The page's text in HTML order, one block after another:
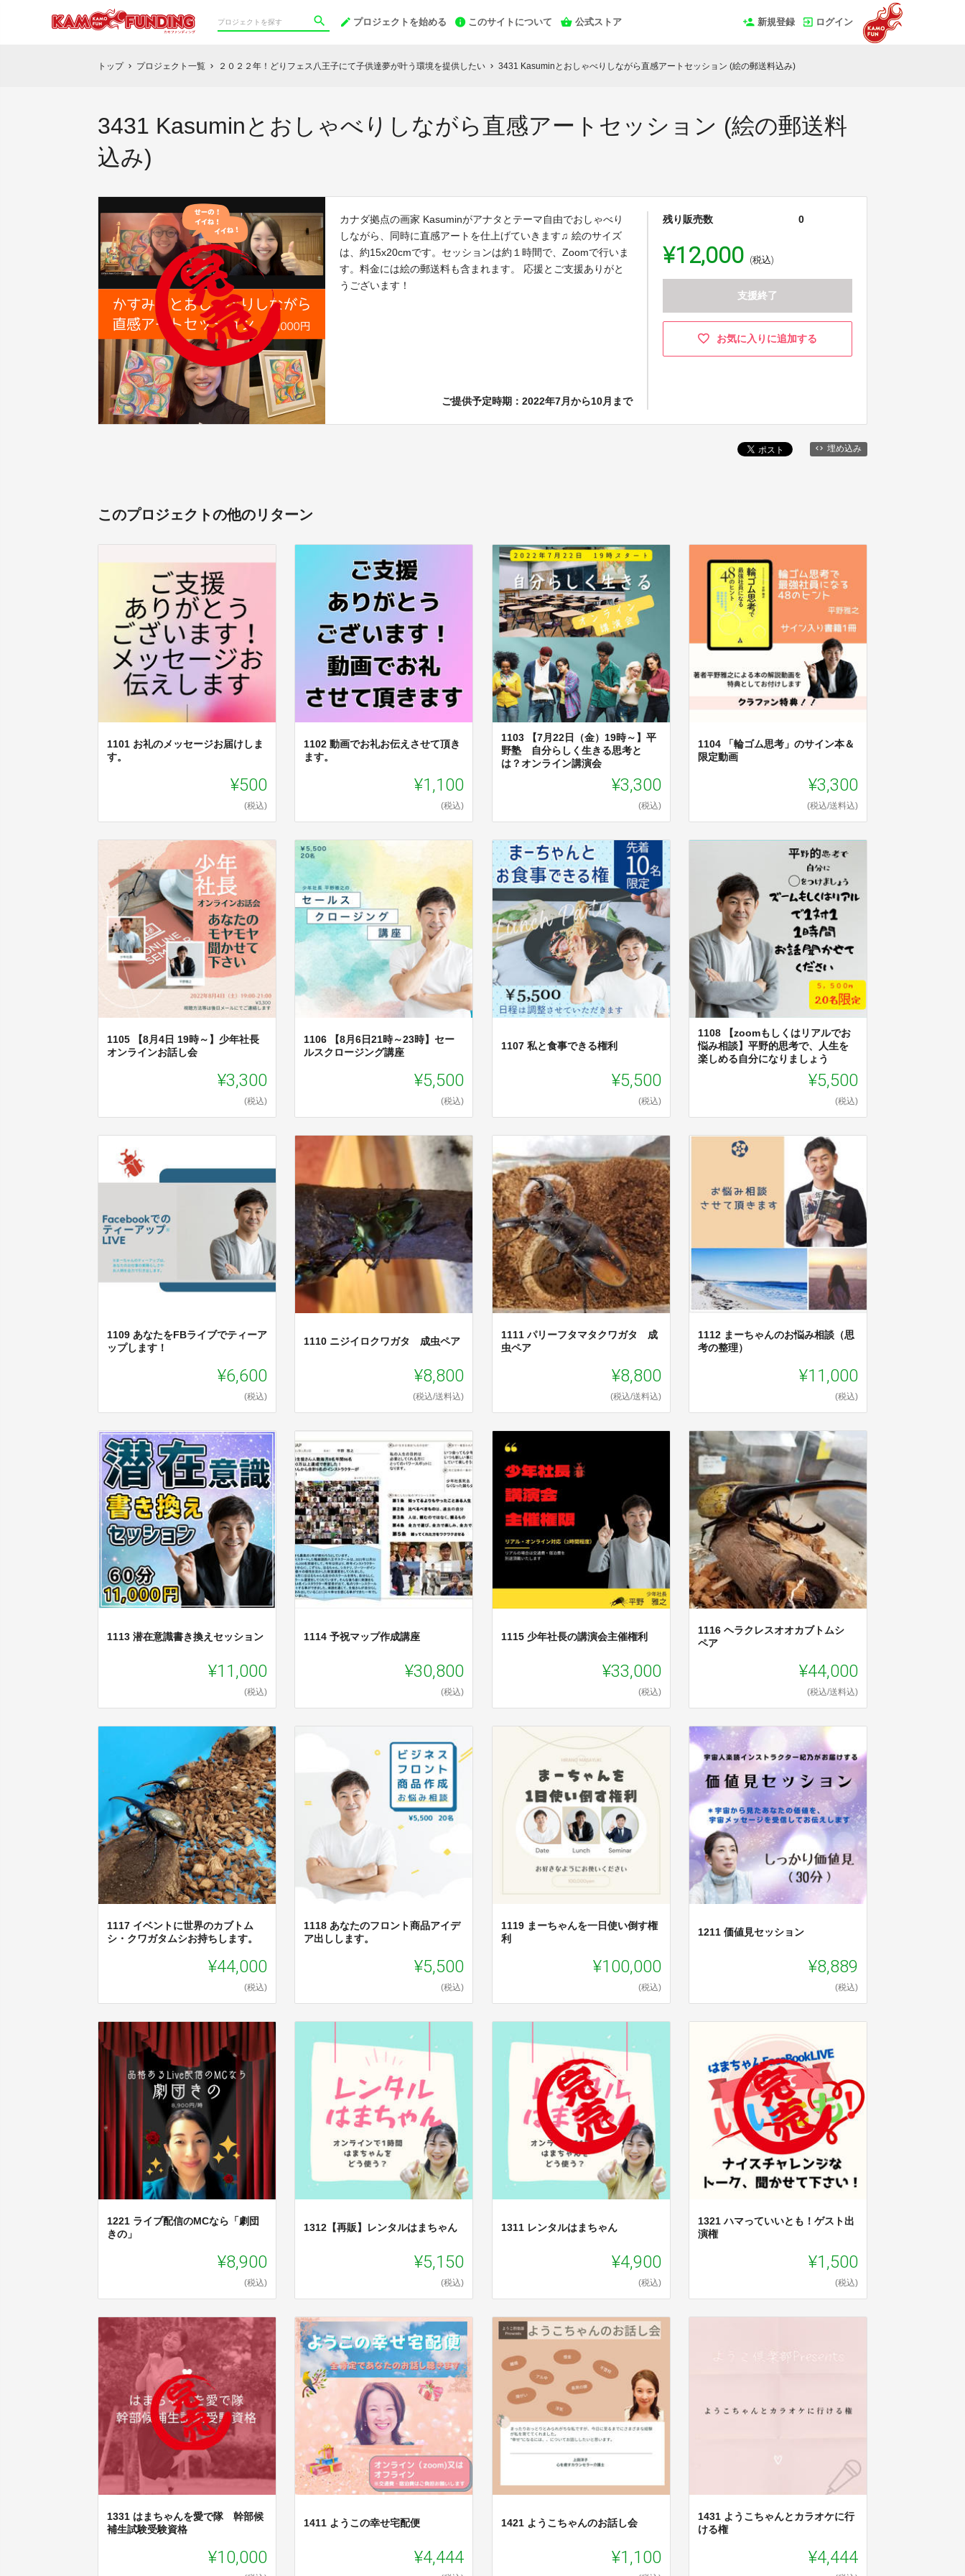
プロジェクトを始める このサイトについて 公式ストア 新規登録 ログイン
トップ chevron_right プロジェクト一覧 chevron_right ２０２２年！どりフェス八王子にて子供達夢が叶う環境を提供したい chevron_right 3431 Kasuminとおしゃべりしながら直感アートセッション (絵の郵送料込み)
3431 Kasuminとおしゃべりしながら直感アートセッション (絵の郵送料
込み)
カナダ拠点の画家 Kasuminがアナタとテーマ自由でおしゃべり
しながら、同時に直感アートを仕上げていきます♫ 絵のサイズ
は、約15x20cmです。セッションは約１時間で、Zoomで行いま
す。料金には絵の郵送料も含まれます。 応援とご支援ありがと
うございます！
ご提供予定時期：2022年7月から10月まで
残り販売数 0
¥12,000 (税込)
支援終了
お気に入りに追加する
埋め込み
このプロジェクトの他のリターン
1101 お礼のメッセージお届けしま
す。
¥500
(税込)
1102 動画でお礼お伝えさせて頂き
ます。
¥1,100
(税込)
1103 【7月22日（金）19時～】平
野塾 自分らしく生きる思考と
は？オンライン講演会
¥3,300
(税込)
1104 「輪ゴム思考」のサイン本＆
限定動画
¥3,300
(税込/送料込)
1105 【8月4日 19時～】少年社長
オンラインお話し会
¥3,300
(税込)
1106 【8月6日21時～23時】セー
ルスクロージング講座
¥5,500
(税込)
1107 私と食事できる権利
¥5,500
(税込)
1108 【zoomもしくはリアルでお
悩み相談】平野的思考で、人生を
楽しめる自分になりましょう
¥5,500
(税込)
1109 あなたをFBライブでティーア
ップします！
¥6,600
(税込)
1110 ニジイロクワガタ 成虫ペア
¥8,800
(税込/送料込)
1111 パリーフタマタクワガタ 成
虫ペア
¥8,800
(税込/送料込)
1112 まーちゃんのお悩み相談（思
考の整理）
¥11,000
(税込)
1113 潜在意識書き換えセッション
¥11,000
(税込)
1114 予祝マップ作成講座
¥30,800
(税込)
1115 少年社長の講演会主催権利
¥33,000
(税込)
1116 ヘラクレスオオカブトムシ
ペア
¥44,000
(税込/送料込)
1117 イベントに世界のカブトム
シ・クワガタムシお持ちします。
¥44,000
(税込)
1118 あなたのフロント商品アイデ
ア出しします。
¥5,500
(税込)
1119 まーちゃんを一日使い倒す権
利
¥100,000
(税込)
1211 価値見セッション
¥8,889
(税込)
1221 ライブ配信のMCなら「劇団
きの」
¥8,900
(税込)
1312【再販】レンタルはまちゃん
¥5,150
(税込)
1311 レンタルはまちゃん
¥4,900
(税込)
1321 ハマっていいとも！ゲスト出
演権
¥1,500
(税込)
1331 はまちゃんを愛で隊 幹部候
補生試験受験資格
¥10,000
1411 ようこの幸せ宅配便
¥4,444
1421 ようこちゃんのお話し会
¥1,100
1431 ようこちゃんとカラオケに行
ける権
¥4,444